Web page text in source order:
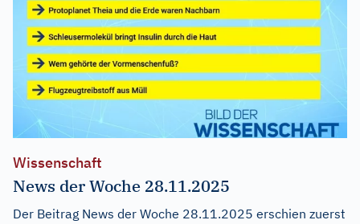
Wissenschaft
News der Woche 28.11.2025
Der Beitrag News der Woche 28.11.2025 erschien zuerst